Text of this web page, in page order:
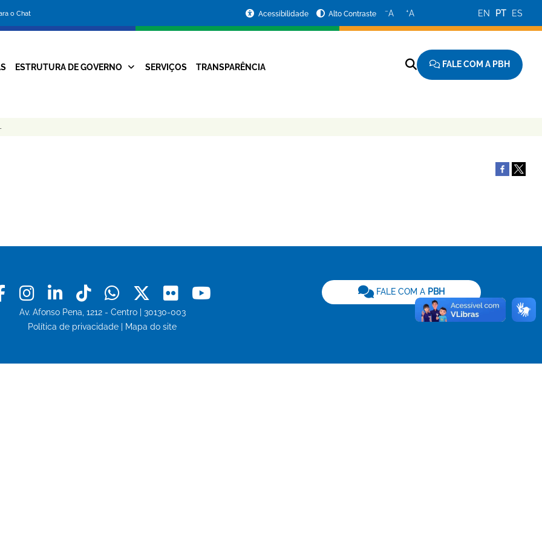
o Chat
da
Prefeitura
Acessibilidade Alto Contraste −A +A EN PT ES
Navegação
ESTRUTURA DE GOVERNO SERVIÇOS TRANSPARÊNCIA FALE COM A PBH
Facebook
Instagram
LinkedinTiktokWhatsapp
X Flickr
Av. Afonso Pena, 1212 - Centro | 30130-003
Política de privacidade
Mapa do site
FALE COM A PBH